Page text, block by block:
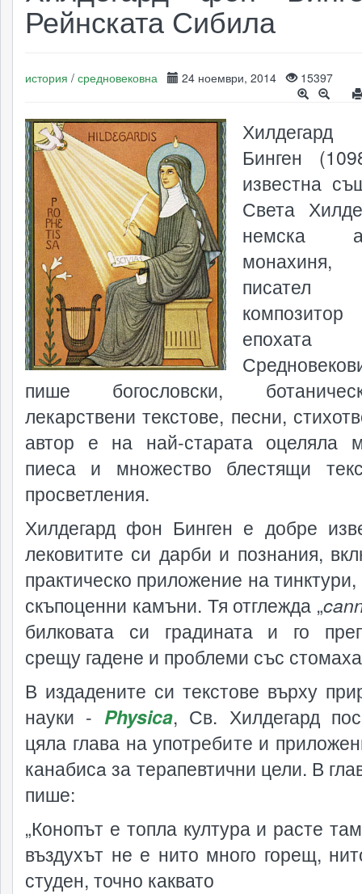
Рейнската Сибила
история / средновековна 24 ноември, 2014 15397
Бинген
известна
Света
немска
монахиня,
пише богословски,
лекарствени текстове, песни,
автор е на най-старата оцеляла
пиеса и множество блестящи
просветления.
Хилдегард фон Бинген е добре
лековитите си дарби и познания,
практическо приложение на
скъпоценни камъни. Тя отглежда „c
билковата си градината и го
срещу гадене и проблеми със
В издадените си текстове върху
науки - Physica, Св. Хилдегард
цяла глава на употребите и
канабисa за терапевтични цели. В
пише:
„Конопът е топла култура и расте
въздухът не е нито много горещ,
студен, точно каквато